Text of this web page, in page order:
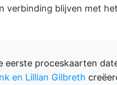
verbinding blijven met
eerste proceskaarten
en Lillian Gilbreth